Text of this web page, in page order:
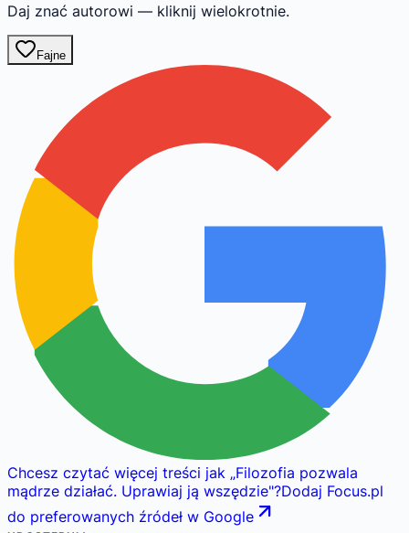
Daj znać autorowi — kliknij wielokrotnie.
Fajne
Chcesz czytać więcej treści jak „Filozofia pozwala
mądrze działać. Uprawiaj ją wszędzie"?Dodaj Focus.pl
do preferowanych źródeł w Google